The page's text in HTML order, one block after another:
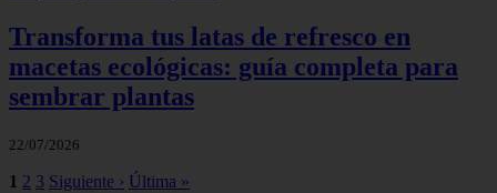
Transforma tus latas de refresco en
macetas ecológicas: guía completa para
sembrar plantas
22/07/2026
1 2 3 Siguiente › Última »